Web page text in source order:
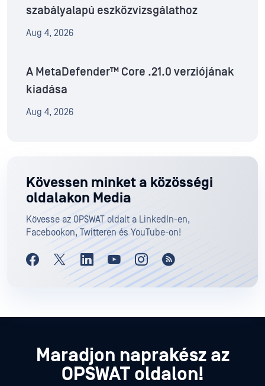
szabályalapú eszközvizsgálathoz
Aug 4, 2026
A MetaDefender™ Core .21.0 verziójának
kiadása
Aug 4, 2026
Kövessen minket a közösségi
oldalakon Media
Kövesse az OPSWAT oldalt a LinkedIn-en,
Facebookon, Twitteren és YouTube-on!
Maradjon naprakész az
OPSWAT oldalon!